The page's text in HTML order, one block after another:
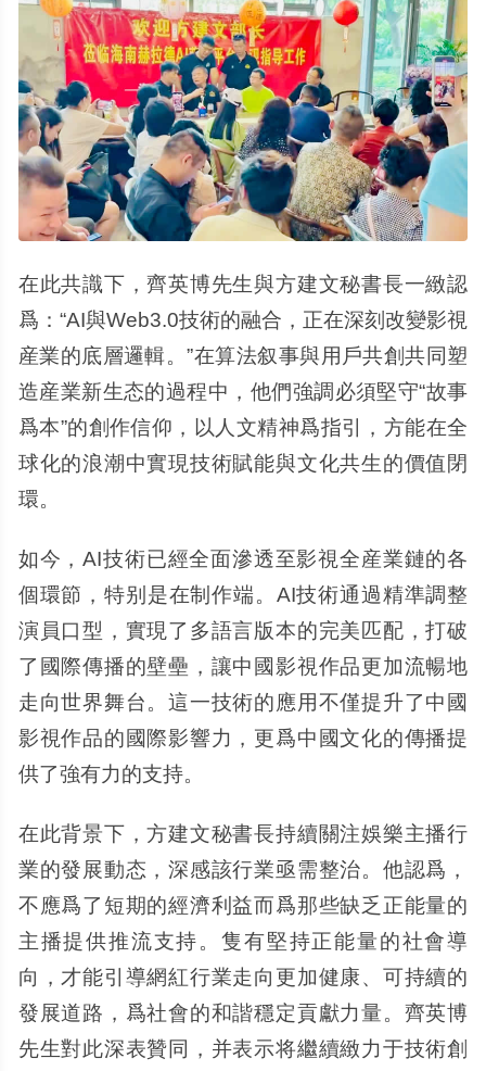
在此共識下，齊英博先生與方建文秘書長一緻認
爲：“AI與Web3.0技術的融合，正在深刻改變影視
産業的底層邏輯。”在算法叙事與用戶共創共同塑
造産業新生态的過程中，他們強調必須堅守“故事
爲本”的創作信仰，以人文精神爲指引，方能在全
球化的浪潮中實現技術賦能與文化共生的價值閉
環。
如今，AI技術已經全面滲透至影視全産業鏈的各
個環節，特别是在制作端。AI技術通過精準調整
演員口型，實現了多語言版本的完美匹配，打破
了國際傳播的壁壘，讓中國影視作品更加流暢地
走向世界舞台。這一技術的應用不僅提升了中國
影視作品的國際影響力，更爲中國文化的傳播提
供了強有力的支持。
在此背景下，方建文秘書長持續關注娛樂主播行
業的發展動态，深感該行業亟需整治。他認爲，
不應爲了短期的經濟利益而爲那些缺乏正能量的
主播提供推流支持。隻有堅持正能量的社會導
向，才能引導網紅行業走向更加健康、可持續的
發展道路，爲社會的和諧穩定貢獻力量。齊英博
先生對此深表贊同，并表示将繼續緻力于技術創